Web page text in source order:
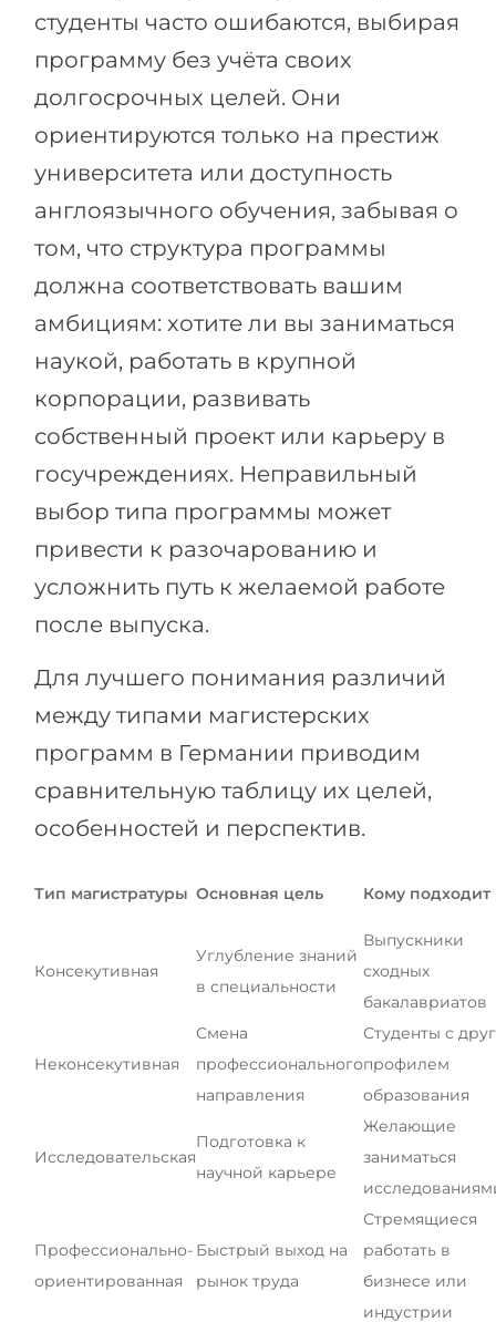
студенты часто ошибаются, выбирая
программу без учёта своих
долгосрочных целей. Они
ориентируются только на престиж
университета или доступность
англоязычного обучения, забывая о
том, что структура программы
должна соответствовать вашим
амбициям: хотите ли вы заниматься
наукой, работать в крупной
корпорации, развивать
собственный проект или карьеру в
госучреждениях. Неправильный
выбор типа программы может
привести к разочарованию и
усложнить путь к желаемой работе
после выпуска.
Для лучшего понимания различий
между типами магистерских
программ в Германии приводим
сравнительную таблицу их целей,
особенностей и перспектив.
Тип магистратуры Основная цель Кому подходит
Консекутивная
Углубление знаний
в специальности
Выпускники
сходных
бакалавриатов
Неконсекутивная
Смена
профессионального
направления
Студенты с
профилем
образования
Исследовательская
Подготовка к
научной карьере
Желающие
заниматься
Профессионально-
ориентированная
Быстрый выход на
рынок труда
Стремящиеся
работать в
бизнесе или
индустрии